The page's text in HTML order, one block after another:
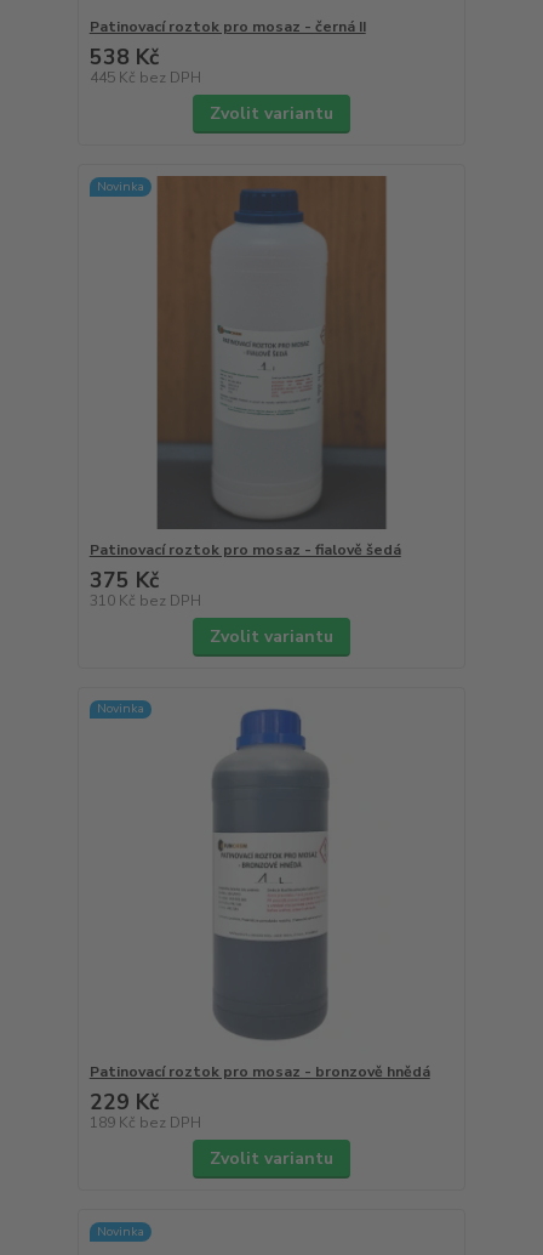
Patinovací roztok pro mosaz - černá II
538 Kč
445 Kč bez DPH
Zvolit variantu
Novinka
Patinovací roztok pro mosaz - fialově šedá
375 Kč
310 Kč bez DPH
Zvolit variantu
Novinka
Patinovací roztok pro mosaz - bronzově hnědá
229 Kč
189 Kč bez DPH
Zvolit variantu
Novinka